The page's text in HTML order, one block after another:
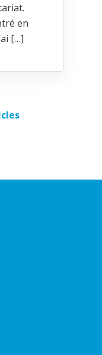
en
[…]